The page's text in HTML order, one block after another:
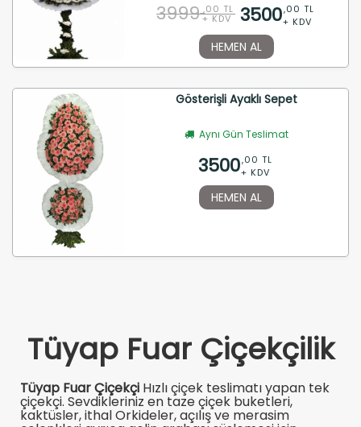
3999 ,00 TL
+ KDV 3500,00 TL
+ KDV
HEMEN AL
Gösterişli Ayaklı Sepet
Aynı Gün Teslimat
3500,00 TL
+ KDV
HEMEN AL
Tüyap Fuar Çiçekçilik
Tüyap Fuar Çiçekçi Hızlı çiçek teslimatı yapan tek
çiçekçi. Sevdikleriniz en taze çiçek buketleri,
kaktüsler, ithal Orkideler, açılış ve merasim